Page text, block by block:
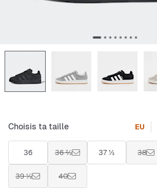
Choisis ta taille EU
36 36 ⅔ 37 ⅓ 38
39 ⅓ 40